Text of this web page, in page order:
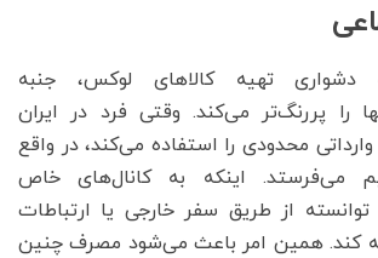
تهیه کالاهای لوکس، جنبه
را پررنگ‌تر می‌کند. وقتی فرد در ایران
محدودی را استفاده می‌کند، در واقع
می‌فرستد. اینکه به کانال‌های خاص
از طریق سفر خارجی یا ارتباطات
کند. همین امر باعث می‌شود مصرف چنین